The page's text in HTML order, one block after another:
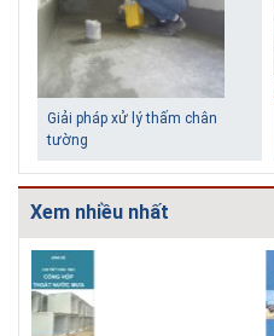
Giải pháp xử lý thấm chân
tường
Xem nhiều nhất